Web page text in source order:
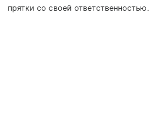
прятки со своей ответственностью.